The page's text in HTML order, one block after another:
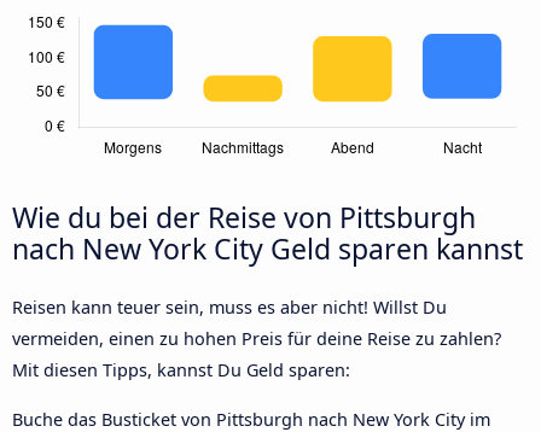
Wie du bei der Reise von Pittsburgh
nach New York City Geld sparen kannst
Reisen kann teuer sein, muss es aber nicht! Willst Du
vermeiden, einen zu hohen Preis für deine Reise zu zahlen?
Mit diesen Tipps, kannst Du Geld sparen:
Buche das Busticket von Pittsburgh nach New York City im